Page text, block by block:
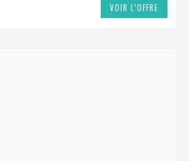
VOIR L’OFFRE